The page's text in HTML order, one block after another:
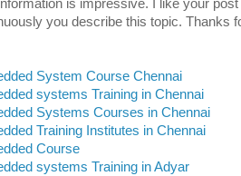
is impressive. I like your
you describe this topic. Thanks
System Course Chennai
systems Training in Chennai
Systems Courses in Chennai
Training Institutes in Chennai
Course
systems Training in Adyar